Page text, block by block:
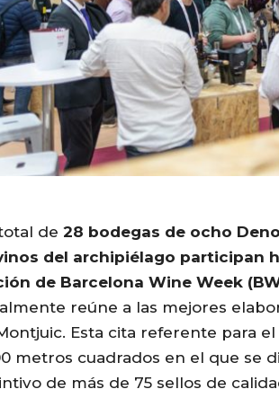
de 28 bodegas de ocho
del archipiélago participan
de Barcelona Wine Week
reúne a las mejores
Esta cita referente para
metros cuadrados en el que se
de más de 75 sellos de